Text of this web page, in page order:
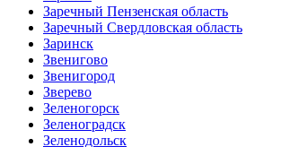
Заречный Пензенская область
Заречный Свердловская область
Заринск
Звенигово
Звенигород
Зверево
Зеленогорск
Зеленоградск
Зеленодольск